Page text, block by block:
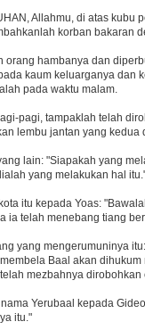
Allahmu, di atas
korban bakaran
orang hambanya dan
kaum keluarganya
pada waktu malam.
pagi, tampaklah telah
lembu jantan yang kedua
lain: "Siapakah yang
yang melakukan hal
itu kepada Yoas:
ia telah menebang tiang
yang mengerumuninya
Baal akan
mezbahnya dirobohkan
Yerubaal kepada
itu."